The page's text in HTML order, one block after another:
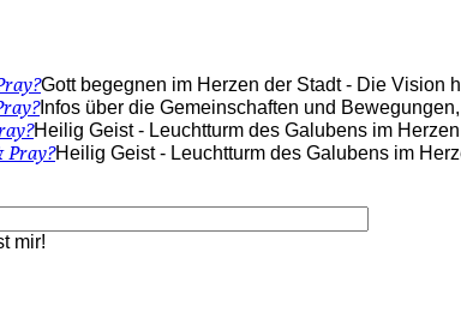
Gott begegnen im Herzen der Stadt - Die Vision
Infos über die Gemeinschaften und
Heilig Geist - Leuchtturm des Galubens im
Pray?Heilig Geist - Leuchtturm des Galubens im
mir!